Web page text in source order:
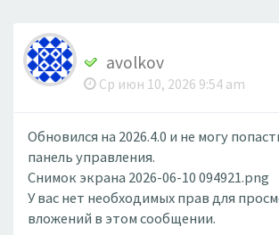
avolkov
Ср июн 10, 2026 9:54 am
Обновился на 2026.4.0 и не могу
панель управления.
Снимок экрана 2026-06-10 094921.png
У вас нет необходимых прав для
вложений в этом сообщении.